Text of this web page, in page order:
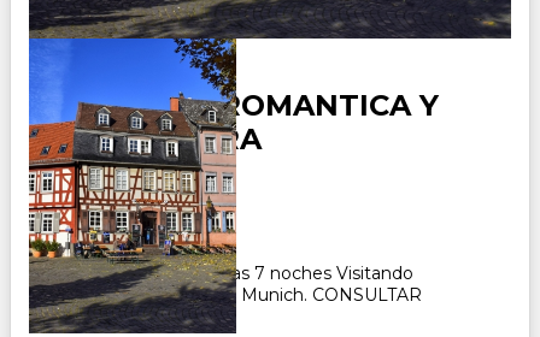
ALEMANIA ROMANTICA Y
SELVA NEGRA
Duración:
8Días7Noches
Paquete Turístico 8 días 7 noches Visitando
Frankfurt, Estrasburgo, Munich. CONSULTAR